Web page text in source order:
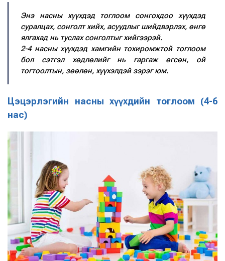
Энэ насны хүүхдэд тоглоом сонгохдоо хүүхдэд
суралцах, сонголт хийх, асуудлыг шийдвэрлэх, өнгө
ялгахад нь туслах сонголтыг хийгээрэй.
2-4 насны хүүхдэд хамгийн тохиромжтой тоглоом
бол сэтгэл хөдлөлийг нь гаргаж өгсөн, ой
тогтоолтын, зөөлөн, хүүхэлдэй зэрэг юм.
Цэцэрлэгийн насны хүүхдийн тоглоом (4-6
нас)